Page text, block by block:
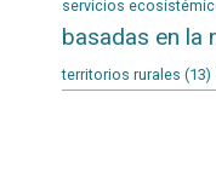
servicios
basadas en la
territorios rurales (13)